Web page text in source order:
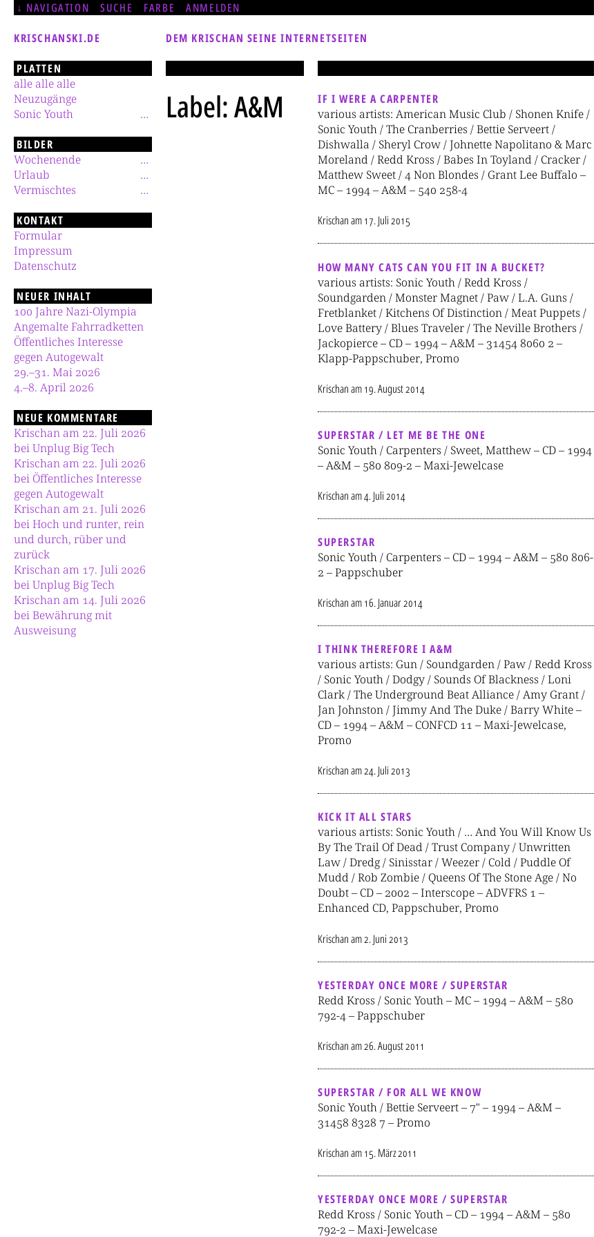
NAVIGATION SUCHE FARBE ANMELDEN
KRISCHANSKI.DE DEM KRISCHAN SEINE INTERNETSEITEN
Label: A&M
IF I WERE A CARPENTER
various artists: American Music Club / Shonen Knife /
Sonic Youth / The Cranberries / Bettie Serveert /
Dishwalla / Sheryl Crow / Johnette Napolitano & Marc
Moreland / Redd Kross / Babes In Toyland / Cracker /
Matthew Sweet / 4 Non Blondes / Grant Lee Buffalo –
MC – 1994 – A&M – 540 258-4
Krischanam17. Juli 2015
HOW MANY CATS CAN YOU FIT IN A BUCKET?
various artists: Sonic Youth / Redd Kross /
Soundgarden / Monster Magnet / Paw / L.A. Guns /
Fretblanket / Kitchens Of Distinction / Meat Puppets /
Love Battery / Blues Traveler / The Neville Brothers /
Jackopierce – CD – 1994 – A&M – 31454 8060 2 –
Klapp-Pappschuber, Promo
Krischanam19. August 2014
SUPERSTAR / LET ME BE THE ONE
Sonic Youth / Carpenters / Sweet, Matthew – CD – 1994
– A&M – 580 809-2 – Maxi-Jewelcase
Krischanam4. Juli 2014
SUPERSTAR
Sonic Youth / Carpenters – CD – 1994 – A&M – 580 806-
2 – Pappschuber
Krischanam16. Januar 2014
I THINK THEREFORE I A&M
various artists: Gun / Soundgarden / Paw / Redd Kross
/ Sonic Youth / Dodgy / Sounds Of Blackness / Loni
Clark / The Underground Beat Alliance / Amy Grant /
Jan Johnston / Jimmy And The Duke / Barry White –
CD – 1994 – A&M – CONFCD 11 – Maxi-Jewelcase,
Promo
Krischanam24. Juli 2013
KICK IT ALL STARS
various artists: Sonic Youth / … And You Will Know Us
By The Trail Of Dead / Trust Company / Unwritten
Law / Dredg / Sinisstar / Weezer / Cold / Puddle Of
Mudd / Rob Zombie / Queens Of The Stone Age / No
Doubt – CD – 2002 – Interscope – ADVFRS 1 –
Enhanced CD, Pappschuber, Promo
Krischanam2. Juni 2013
YESTERDAY ONCE MORE / SUPERSTAR
Redd Kross / Sonic Youth – MC – 1994 – A&M – 580
792-4 – Pappschuber
Krischanam26. August 2011
SUPERSTAR / FOR ALL WE KNOW
Sonic Youth / Bettie Serveert – 7" – 1994 – A&M –
31458 8328 7 – Promo
Krischanam15. März 2011
YESTERDAY ONCE MORE / SUPERSTAR
Redd Kross / Sonic Youth – CD – 1994 – A&M – 580
792-2 – Maxi-Jewelcase
PLATTEN
alle alle alle
Neuzugänge
Sonic Youth
BILDER
Wochenende
Urlaub
Vermischtes
KONTAKT
Formular
Impressum
Datenschutz
NEUER INHALT
100 Jahre Nazi-Olympia
Angemalte Fahrradketten
Öffentliches Interesse
gegen Autogewalt
29.–31. Mai 2026
4.–8. April 2026
NEUE KOMMENTARE
Krischan am 22. Juli 2026
bei Unplug Big Tech
Krischan am 22. Juli 2026
bei Öffentliches Interesse
gegen Autogewalt
Krischan am 21. Juli 2026
bei Hoch und runter, rein
und durch, rüber und
zurück
Krischan am 17. Juli 2026
bei Unplug Big Tech
Krischan am 14. Juli 2026
bei Bewährung mit
Ausweisung